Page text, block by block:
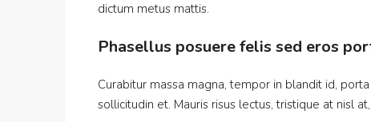
dictum metus mattis.
Phasellus posuere felis sed eros
Curabitur massa magna, tempor in blandit id,
sollicitudin et. Mauris risus lectus, tristique at nisl